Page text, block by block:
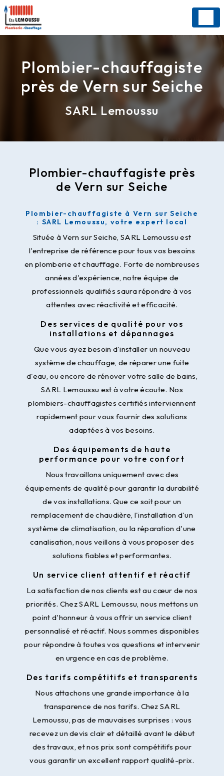
Plombier-chauffagiste
près de Vern sur Seiche
SARL Lemoussu
Plombier-chauffagiste près
de Vern sur Seiche
Plombier-chauffagiste à Vern sur Seiche
: SARL Lemoussu, votre expert local
Située à Vern sur Seiche, SARL Lemoussu est
l'entreprise de référence pour tous vos besoins
en plomberie et chauffage. Forte de nombreuses
années d'expérience, notre équipe de
professionnels qualifiés saura répondre à vos
attentes avec réactivité et efficacité.
Des services de qualité pour vos
installations et dépannages
Que vous ayez besoin d'installer un nouveau
système de chauffage, de réparer une fuite
d'eau, ou encore de rénover votre salle de bains,
SARL Lemoussu est à votre écoute. Nos
plombiers-chauffagistes certifiés interviennent
rapidement pour vous fournir des solutions
adaptées à vos besoins.
Des équipements de haute
performance pour votre confort
Nous travaillons uniquement avec des
équipements de qualité pour garantir la durabilité
de vos installations. Que ce soit pour un
remplacement de chaudière, l'installation d'un
système de climatisation, ou la réparation d'une
canalisation, nous veillons à vous proposer des
solutions fiables et performantes.
Un service client attentif et réactif
La satisfaction de nos clients est au cœur de nos
priorités. Chez SARL Lemoussu, nous mettons un
point d'honneur à vous offrir un service client
personnalisé et réactif. Nous sommes disponibles
pour répondre à toutes vos questions et intervenir
en urgence en cas de problème.
Des tarifs compétitifs et transparents
Nous attachons une grande importance à la
transparence de nos tarifs. Chez SARL
Lemoussu, pas de mauvaises surprises : vous
recevez un devis clair et détaillé avant le début
des travaux, et nos prix sont compétitifs pour
vous garantir un excellent rapport qualité-prix.
Panneau de gestion des cookies